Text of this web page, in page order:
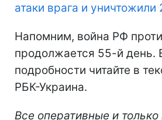
атаки врага и уничтожили
Напомним, война РФ
продолжается 55-й день.
подробности читайте в
РБК-Украина.
Все оперативные и